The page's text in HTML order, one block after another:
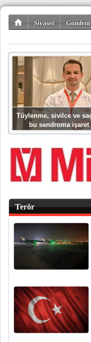
Siyaset Gündem
Tüylenme, sivilce ve
bu sendroma
Terör